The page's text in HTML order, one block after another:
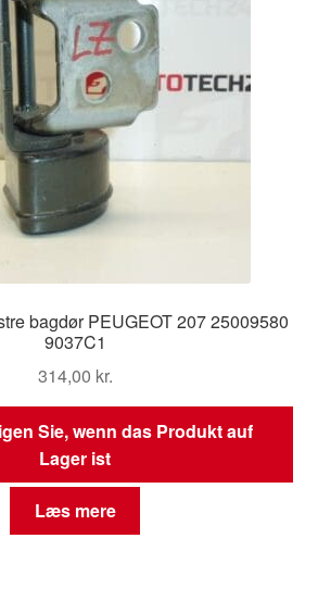
bagdør PEUGEOT 207 25009580
9037C1
314,00 kr.
Sie, wenn das Produkt auf
Lager ist
Læs mere